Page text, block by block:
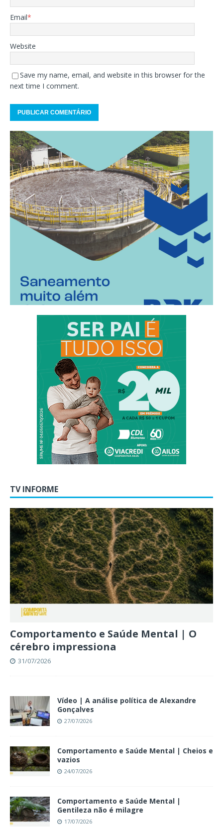
Email*
Website
Save my name, email, and website in this browser for the
next time I comment.
TV INFORME
Comportamento e Saúde Mental | O
cérebro impressiona
31/07/2026
Vídeo | A análise política de Alexandre
Gonçalves
27/07/2026
Comportamento e Saúde Mental | Cheios e
vazios
24/07/2026
Comportamento e Saúde Mental |
Gentileza não é milagre
17/07/2026